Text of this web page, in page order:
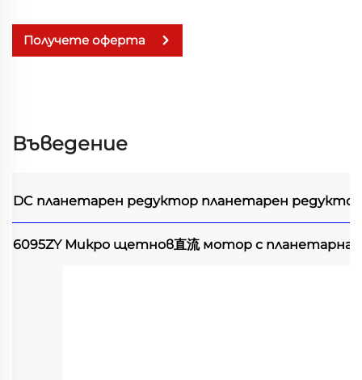
Получете оферта
Въведение
DC планетарен редуктор планетарен
6095ZY Микро щетнов直流 мотор с планетарна